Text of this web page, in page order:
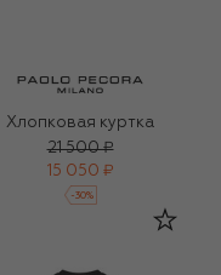
Хлопковая куртка
21 500 ₽
15 050 ₽
-30%